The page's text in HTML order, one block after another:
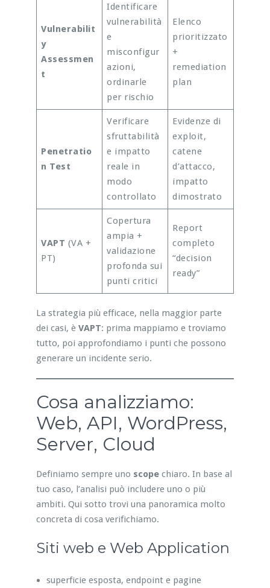
Vulnerabilit
y
Assessmen
t
Identificare
vulnerabilità
e
misconfigur
azioni,
ordinarle
per rischio
Elenco
prioritizzato
+
remediation
plan
Penetratio
n Test
Verificare
sfruttabilità
e impatto
reale in
modo
controllato
Evidenze di
exploit,
catene
d’attacco,
impatto
dimostrato
VAPT (VA +
PT)
Copertura
ampia +
validazione
profonda sui
punti critici
Report
completo
“decision
ready”
La strategia più efficace, nella maggior parte
dei casi, è VAPT: prima mappiamo e troviamo
tutto, poi approfondiamo i punti che possono
generare un incidente serio.
Cosa analizziamo:
Web, API, WordPress,
Server, Cloud
Definiamo sempre uno scopechiaro. In base al
tuo caso, l’analisi può includere uno o più
ambiti. Qui sotto trovi una panoramica molto
concreta di cosa verifichiamo.
Siti web e Web Application
superficie esposta, endpoint e pagine